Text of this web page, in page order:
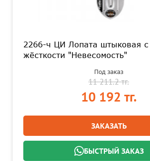
2266-ч ЦИ Лопата штыковая с
жёсткости "Невесомость"
Под заказ
11 211.2 тг.
10 192 тг.
ЗАКАЗАТЬ
БЫСТРЫЙ ЗАКАЗ